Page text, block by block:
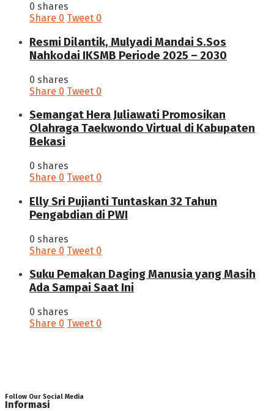
0 shares
Share 0 Tweet 0
Resmi Dilantik, Mulyadi Mandai S.Sos
Nahkodai IKSMB Periode 2025 – 2030
0 shares
Share 0 Tweet 0
Semangat Hera Juliawati Promosikan
Olahraga Taekwondo Virtual di Kabupaten
Bekasi
0 shares
Share 0 Tweet 0
Elly Sri Pujianti Tuntaskan 32 Tahun
Pengabdian di PWI
0 shares
Share 0 Tweet 0
‎Suku Pemakan Daging Manusia yang Masih
Ada Sampai Saat Ini
0 shares
Share 0 Tweet 0
Follow Our Social Media
Informasi